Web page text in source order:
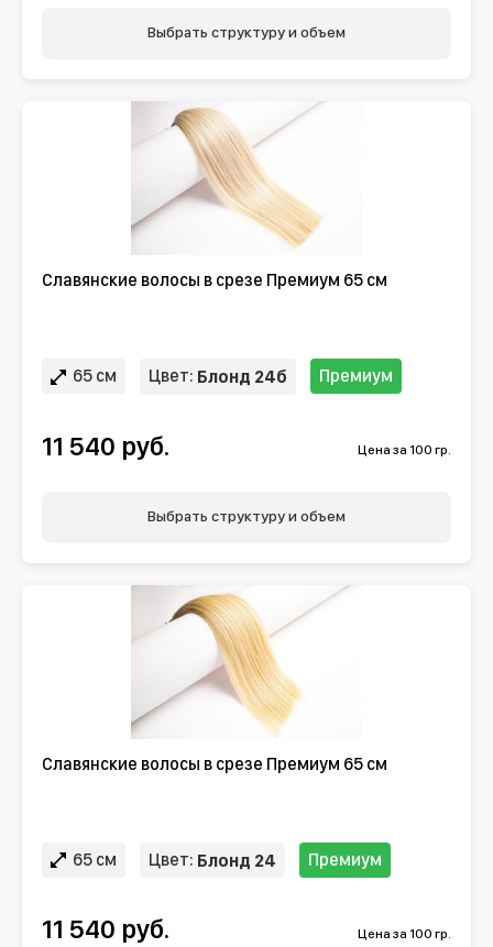
Выбрать структуру и объем
Славянские волосы в срезе Премиум 65 см
65 см Цвет: Блонд 24б Премиум
11 540 руб. Цена за 100 гр.
Выбрать структуру и объем
Славянские волосы в срезе Премиум 65 см
65 см Цвет: Блонд 24 Премиум
11 540 руб. Цена за 100 гр.